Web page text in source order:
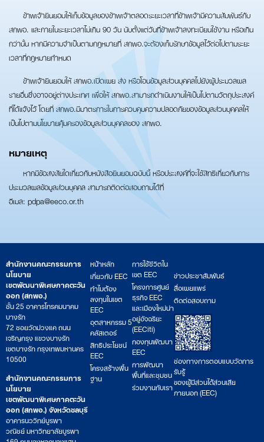
ข้าพเจ้ายินยอมให้เก็บข้อมูลของข้าพเจ้าตลอดระยะเวลาที่ข้าพเจ้ามีความสัมพันธ์กับ
สกพอ. และภายในระยะเวลาไม่เกิน 90 วัน นับตั้งแต่วันที่ข้าพเจ้าลงทะเบียนใช้งาน หรือเกิน
กว่านั้น หากมีความจำเป็นตามกฎหมายที่ สกพอ.จะต้องเก็บรักษาข้อมูลไว้ต่อไปตามระยะ
เวลาที่กฎหมายกำหนด
ข้าพเจ้ายินยอมให้ สกพอ.เปิดเผย ส่ง หรือโอนข้อมูลส่วนบุคคลไปยังผู้ประมวลผล
รายอื่นซึ่งอาจอยู่ต่างประเทศ เพื่อให้ สกพอ.สามารถดำเนินงานให้เป็นไปตามวัตถุประสงค์
ที่ได้แจ้งไว้ โดยที่ สกพอ.มีมาตรการในการควบคุมความปลอดภัยของข้อมูลส่วนบุคคลให้
เป็นไปตามนโยบายคุ้มครองข้อมูลส่วนบุคคลของ สกพอ.
หมายเหตุ
หากมีข้อสงสัยใดเกี่ยวกับหนังสือยินยอมฉบับนี้ หรือประสงค์ที่จะใช้สิทธิเกี่ยวกับการ
ประมวลผลข้อมูลส่วนบุคคล สามารถติดต่อสอบถามได้ที่
อีเมล: pdpa@eeco.or.th
สำนักงานคณะกรรมการ
นโยบาย
เขตพัฒนาพิเศษภาคตะวัน
ออก (สกพอ.)
ชั้น 25 อาคารโทรคมนาคม
บางรัก
72 ซอยวัดม่วงแค ถนน
เจริญกรุง แขวงบางรัก
เขตบางรัก กรุงเทพมหานคร
10500
สำนักงานคณะกรรมการ
นโยบาย
เขตพัฒนาพิเศษภาคตะวัน
ออก (สกพอ.) จังหวัดชลบุรี
อาคารนววิทย์บูรพา
วณิชย์ มหาวิทยาลัยบูรพา
หน้าหลัก
เกี่ยวกับ EEC
ทำไมต้อง
ลงทุนในเขต
EEC
อุตสาหกรรม 5
คลัสเตอร์
สิทธิประโยชน์
EEC
โครงสร้างพื้น
ฐาน
การใช้ชีวิตใน
เขต EEC
โครงการศูนย์
ธุรกิจ EEC
และเมืองใหม่น่า
อยู่อัจฉริยะ
(EECiti)
กองทุนพัฒนา
EEC
การพัฒนา
พื้นที่และชุมชน
ร่วมงานกับเรา
ข่าวประชาสัมพันธ์
สื่อเผยแพร่
ติดต่อสอบถาม
ช่องทางการตอบแบบวัดการ
รับรู้
ของผู้มีส่วนได้ส่วนเสีย
ภายนอก (EEC)